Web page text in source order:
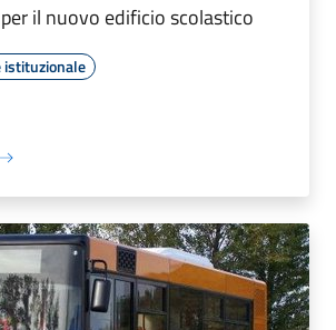
il nuovo edificio scolastico
istituzionale